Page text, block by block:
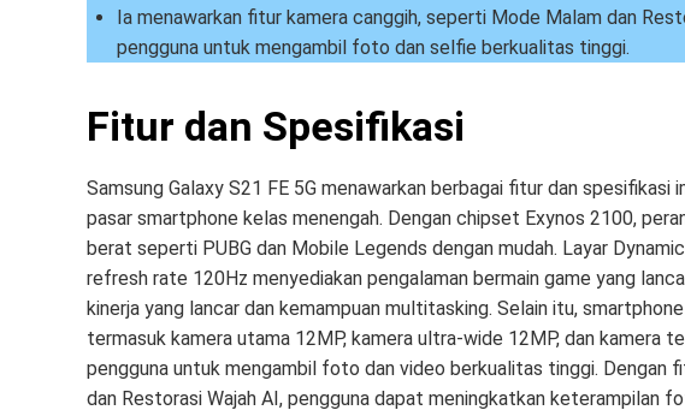
Ia menawarkan fitur kamera canggih, seperti Mode Malam dan
pengguna untuk mengambil foto dan selfie berkualitas tinggi.
Fitur dan Spesifikasi
Samsung Galaxy S21 FE 5G menawarkan berbagai fitur dan
pasar smartphone kelas menengah. Dengan chipset Exynos 2100,
berat seperti PUBG dan Mobile Legends dengan mudah. Layar
refresh rate 120Hz menyediakan pengalaman bermain game yang
kinerja yang lancar dan kemampuan multitasking. Selain itu,
termasuk kamera utama 12MP, kamera ultra-wide 12MP, dan kamera
pengguna untuk mengambil foto dan video berkualitas tinggi. Dengan
dan Restorasi Wajah AI, pengguna dapat meningkatkan keterampilan